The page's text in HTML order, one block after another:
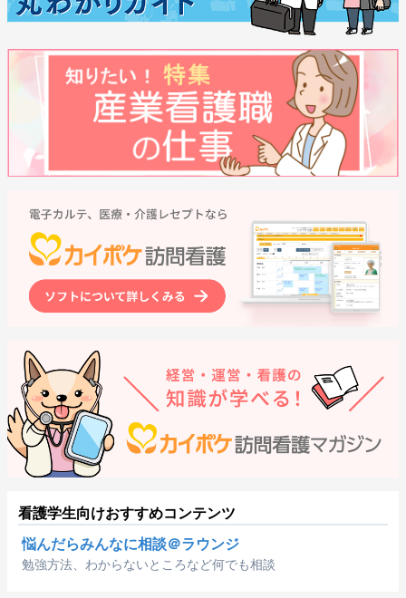
看護学生向けおすすめコンテンツ
悩んだらみんなに相談＠ラウンジ
勉強方法、わからないところなど何でも相談